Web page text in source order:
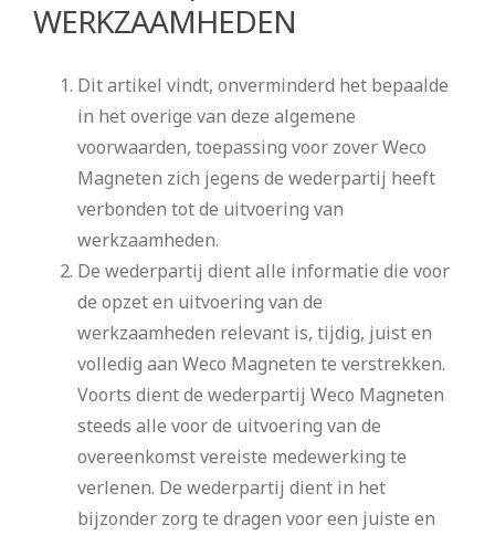
WERKZAAMHEDEN
Dit artikel vindt, onverminderd het bepaalde
in het overige van deze algemene
voorwaarden, toepassing voor zover Weco
Magneten zich jegens de wederpartij heeft
verbonden tot de uitvoering van
werkzaamheden.
De wederpartij dient alle informatie die voor
de opzet en uitvoering van de
werkzaamheden relevant is, tijdig, juist en
volledig aan Weco Magneten te verstrekken.
Voorts dient de wederpartij Weco Magneten
steeds alle voor de uitvoering van de
overeenkomst vereiste medewerking te
verlenen. De wederpartij dient in het
bijzonder zorg te dragen voor een juiste en